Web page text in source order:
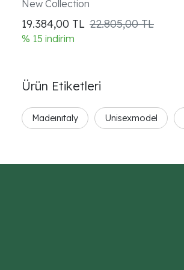
New Collection
19.384,00 TL 22.805,00 TL
% 15 indirim
Ürün Etiketleri
Madeınıtaly Unisexmodel